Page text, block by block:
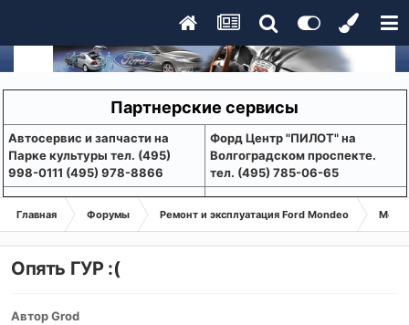
Партнерские сервисы
Aвтосервис и запчасти на
Парке культуры тел. (495)
998-0111 (495) 978-8866
Форд Центр "ПИЛОТ" на
Волгоградском проспекте.
тел. (495) 785-06-65
Главная Форумы Ремонт и эксплуатация Ford Mondeo
Опять ГУР :(
АвторGrod